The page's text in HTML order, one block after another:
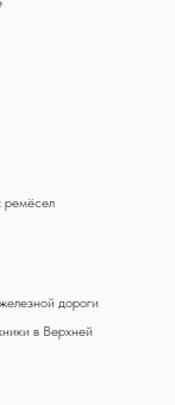
ремёсел
дороги
в Верхней